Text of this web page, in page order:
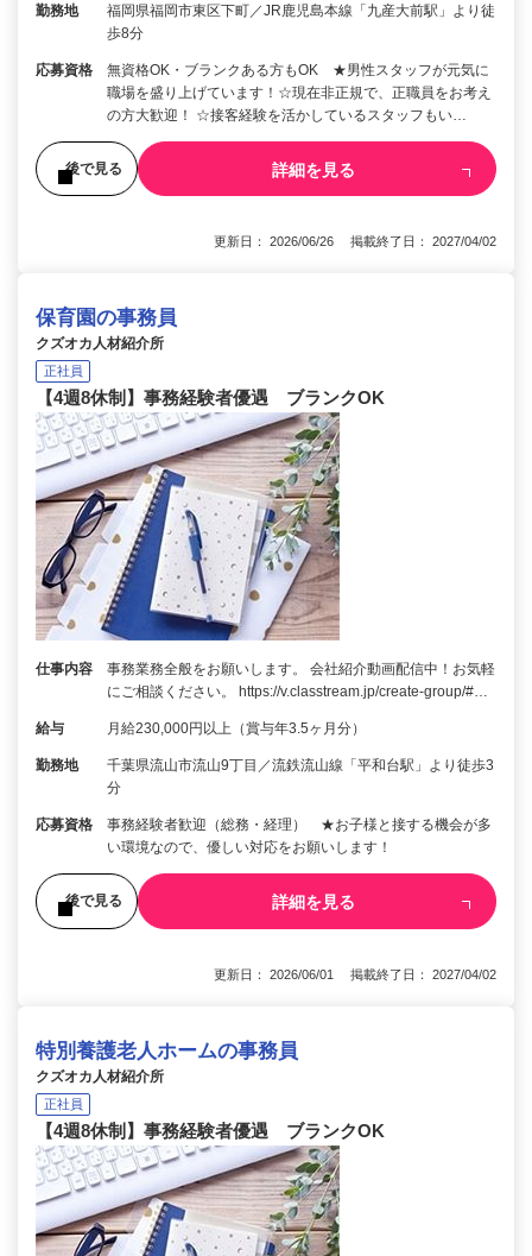
勤務地
福岡県福岡市東区下町／JR鹿児島本線「九産大前駅」より徒
歩8分
応募資格
無資格OK・ブランクある方もOK ★男性スタッフが元気に
職場を盛り上げています！☆現在非正規で、正職員をお考え
の方大歓迎！ ☆接客経験を活かしているスタッフもい…
後で見る 詳細を見る
更新日： 2026/06/26 掲載終了日： 2027/04/02
保育園の事務員
クズオカ人材紹介所
正社員
【4週8休制】事務経験者優遇 ブランクOK
仕事内容
事務業務全般をお願いします。 会社紹介動画配信中！お気軽
にご相談ください。 https://v.classtream.jp/create-group/#…
給与 月給230,000円以上（賞与年3.5ヶ月分）
勤務地
千葉県流山市流山9丁目／流鉄流山線「平和台駅」より徒歩3
分
応募資格
事務経験者歓迎（総務・経理） ★お子様と接する機会が多
い環境なので、優しい対応をお願いします！
後で見る 詳細を見る
更新日： 2026/06/01 掲載終了日： 2027/04/02
特別養護老人ホームの事務員
クズオカ人材紹介所
正社員
【4週8休制】事務経験者優遇 ブランクOK